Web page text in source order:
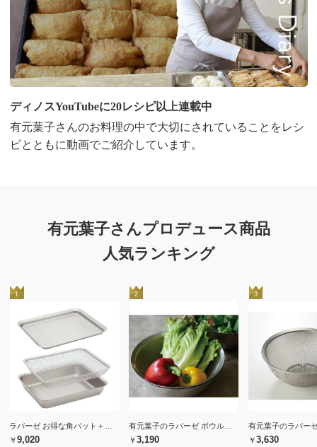
ディノスYouTubeに20レシピ以上連載中
有元葉子さんのお料理の中で大切にされていることをレシ
ピとともに動画でご紹介しています。
有元葉子さんプロデュース商品
人気ランキング
1
￥9,020
2
￥3,190
3
￥3,630